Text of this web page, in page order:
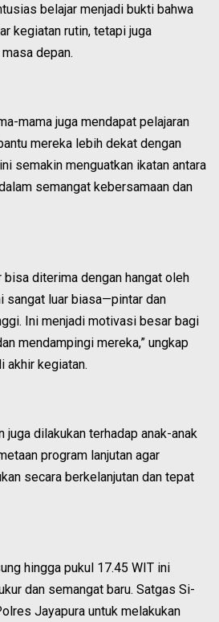
belajar menjadi bukti bahwa
kegiatan rutin, tetapi juga
depan.
mama juga mendapat pelajaran
mereka lebih dekat dengan
semakin menguatkan ikatan antara
semangat kebersamaan dan
bisa diterima dengan hangat oleh
sangat luar biasa—pintar dan
Ini menjadi motivasi besar bagi
mendampingi mereka,” ungkap
akhir kegiatan.
juga dilakukan terhadap anak-anak
program lanjutan agar
secara berkelanjutan dan tepat
hingga pukul 17.45 WIT ini
dan semangat baru. Satgas Si-
Jayapura untuk melakukan